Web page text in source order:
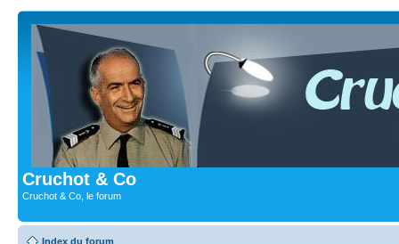
Cruchot & Co
Cruchot & Co, le forum
Index du forum